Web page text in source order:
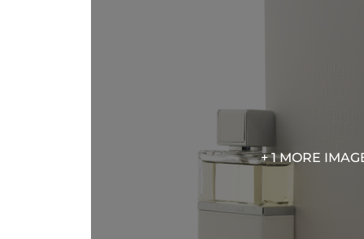
+ 1 MORE